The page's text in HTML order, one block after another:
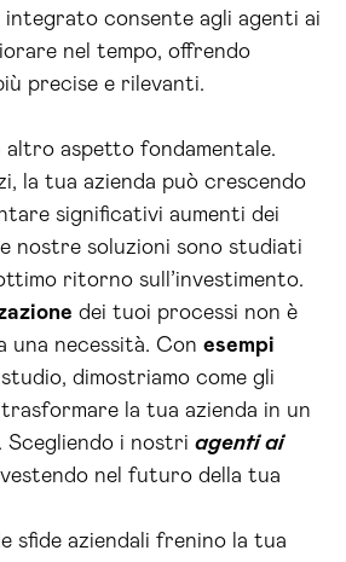
integrato consente agli agenti ai
nel tempo, offrendo
precise e rilevanti.
altro aspetto fondamentale.
la tua azienda può crescendo
significativi aumenti dei
nostre soluzioni sono studiati
ritorno sull’investimento.
dei tuoi processi non è
una necessità. Con esempi
dimostriamo come gli
la tua azienda in un
Scegliendo i nostri agenti ai
nel futuro della tua
sfide aziendali frenino la tua